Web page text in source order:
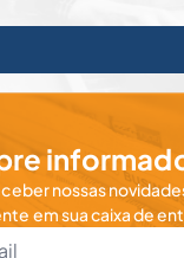
nossas
em sua caixa de